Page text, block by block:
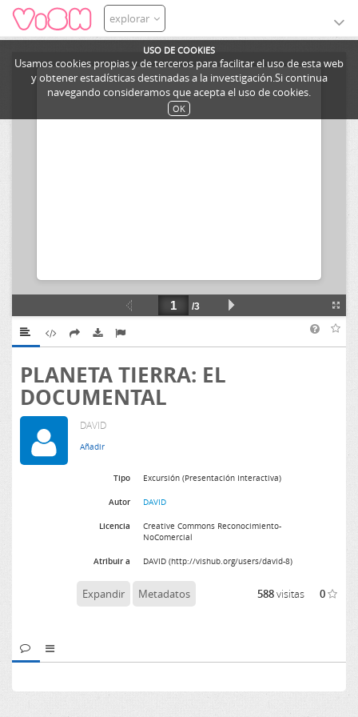
USO DE COOKIES
Usamos cookies propias y de terceros para facilitar el uso de esta web
y obtener estadísticas destinadas a la investigación.Si continua
navegando consideramos que acepta el uso de cookies.
OK
explorar
PLANETA TIERRA: EL
DOCUMENTAL
DAVID
Tipo Excursión (Presentación Interactiva)
Autor DAVID
Licencia
Creative Commons Reconocimiento-
NoComercial
Atribuir a DAVID (http://vishub.org/users/david-8)
Expandir Metadatos 588visitas 0